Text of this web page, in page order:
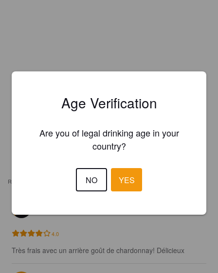
REVIEWS
3 years ago
4.0
Très frais avec un arrière goût de chardonnay! Délicieux
Age Verification
Are you of legal drinking age in your
country?
NO YES